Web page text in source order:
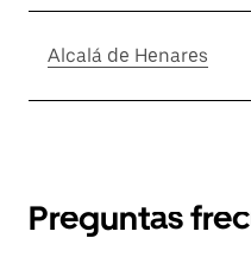
Alcalá de Henares
Preguntas